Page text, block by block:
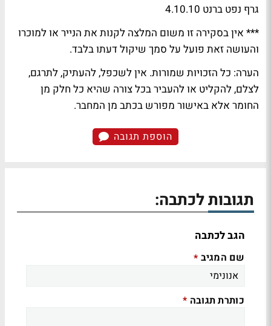
גרף נפט ברנט 4.10.10
*** אין בסקירה זו משום המלצה לקנות את הנייר או למוכרו
והעושה זאת פועל על סמך שיקול דעתו בלבד.
הערה: כל הזכויות שמורות. אין לשכפל, להעתיק, לתרגם,
לצלם, להקליט או להעביר בכל צורה שהיא כל חלק מן
החומר אלא באישור מפורש בכתב מן המחבר.
הוספת תגובה
תגובות לכתבה:
הגב לכתבה
שם המגיב *
כותרת תגובה *